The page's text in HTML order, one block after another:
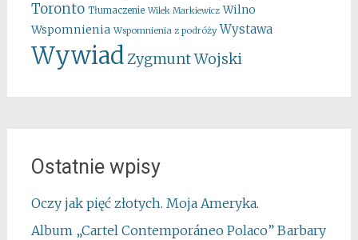
Toronto Tłumaczenie Wilek Markiewicz Wilno
Wspomnienia Wspomnienia z podróży Wystawa
WywiadZygmunt Wojski
Ostatnie wpisy
Oczy jak pięć złotych. Moja Ameryka.
Album „Cartel Contemporáneo Polaco” Barbary